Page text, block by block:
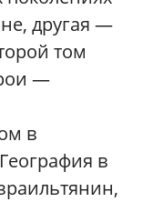
другая —
том
—
в
в